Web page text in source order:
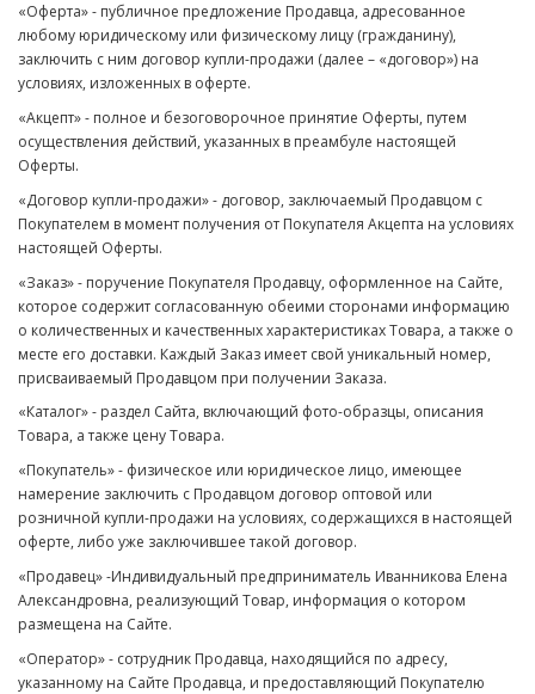
«Оферта» - публичное предложение Продавца, адресованное
любому юридическому или физическому лицу (гражданину),
заключить с ним договор купли-продажи (далее – «договор») на
условиях, изложенных в оферте.
«Акцепт» - полное и безоговорочное принятие Оферты, путем
осуществления действий, указанных в преамбуле настоящей
Оферты.
«Договор купли-продажи» - договор, заключаемый Продавцом с
Покупателем в момент получения от Покупателя Акцепта на условиях
настоящей Оферты.
«Заказ» - поручение Покупателя Продавцу, оформленное на Сайте,
которое содержит согласованную обеими сторонами информацию
о количественных и качественных характеристиках Товара, а также о
месте его доставки. Каждый Заказ имеет свой уникальный номер,
присваиваемый Продавцом при получении Заказа.
«Каталог» - раздел Сайта, включающий фото-образцы, описания
Товара, а также цену Товара.
«Покупатель» - физическое или юридическое лицо, имеющее
намерение заключить с Продавцом договор оптовой или
розничной купли-продажи на условиях, содержащихся в настоящей
оферте, либо уже заключившее такой договор.
«Продавец» -Индивидуальный предприниматель Иванникова Елена
Александровна, реализующий Товар, информация о котором
размещена на Сайте.
«Оператор» - сотрудник Продавца, находящийся по адресу,
указанному на Сайте Продавца, и предоставляющий Покупателю